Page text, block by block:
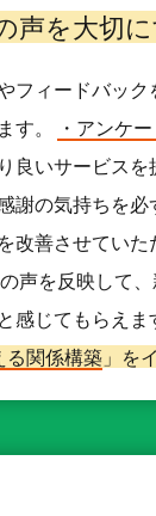
声を大切
フィードバッ
す。
・ アンケ
良いサービスを
謝の気持ちを
改善させてい
声を反映して
感じてもらえま
る関係構築 」を